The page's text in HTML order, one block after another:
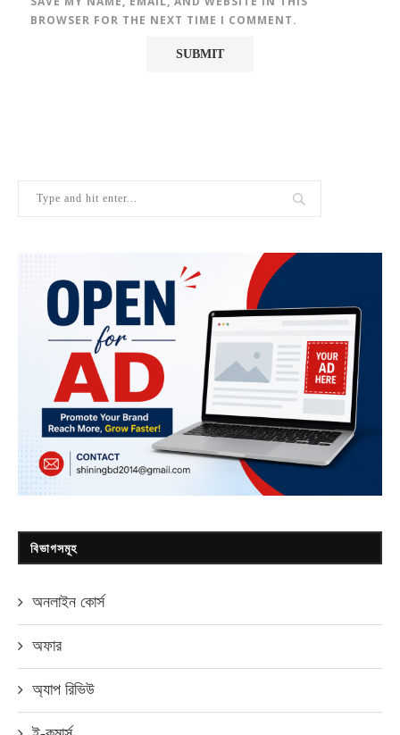
BROWSER FOR THE NEXT TIME I COMMENT.
বিভাগসমূহ
অনলাইন কোর্স
অফার
অ্যাপ রিভিউ